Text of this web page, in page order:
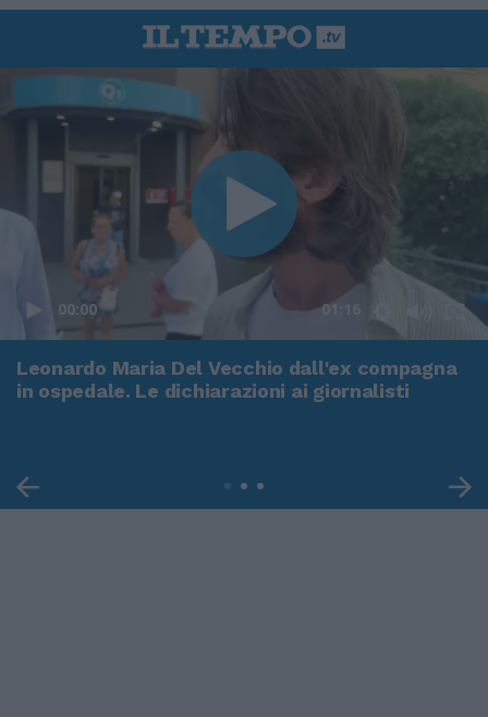
00:00 01:16
Leonardo Maria Del Vecchio dall'ex compagna
in ospedale. Le dichiarazioni ai giornalisti